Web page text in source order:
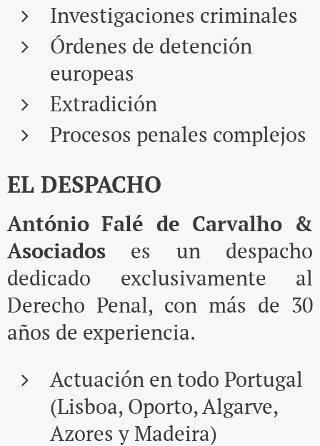
Investigaciones criminales
Órdenes de detención
europeas
Extradición
Procesos penales complejos
EL DESPACHO
António Falé de Carvalho &
Asociados es un despacho
dedicado exclusivamente al
Derecho Penal, con más de 30
años de experiencia.
Actuación en todo Portugal
(Lisboa, Oporto, Algarve,
Azores y Madeira)